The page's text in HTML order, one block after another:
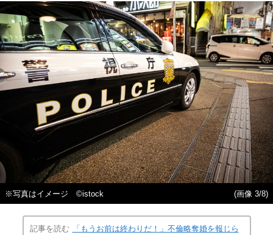
※写真はイメージ ©istock (画像 3/8)
記事を読む
「もうお前は終わりだ！」不倫略奪婚を報じら